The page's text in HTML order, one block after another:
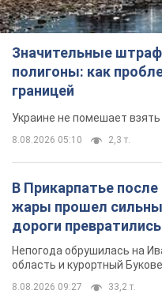
Значительные
полигоны: как
границей
Украине не помешает
8.08.2026 05:10 2,3 т.
В Прикарпатье
жары прошел
дороги
Непогода обрушилась на
область и курортный
8.08.2026 09:27 33,2 т.